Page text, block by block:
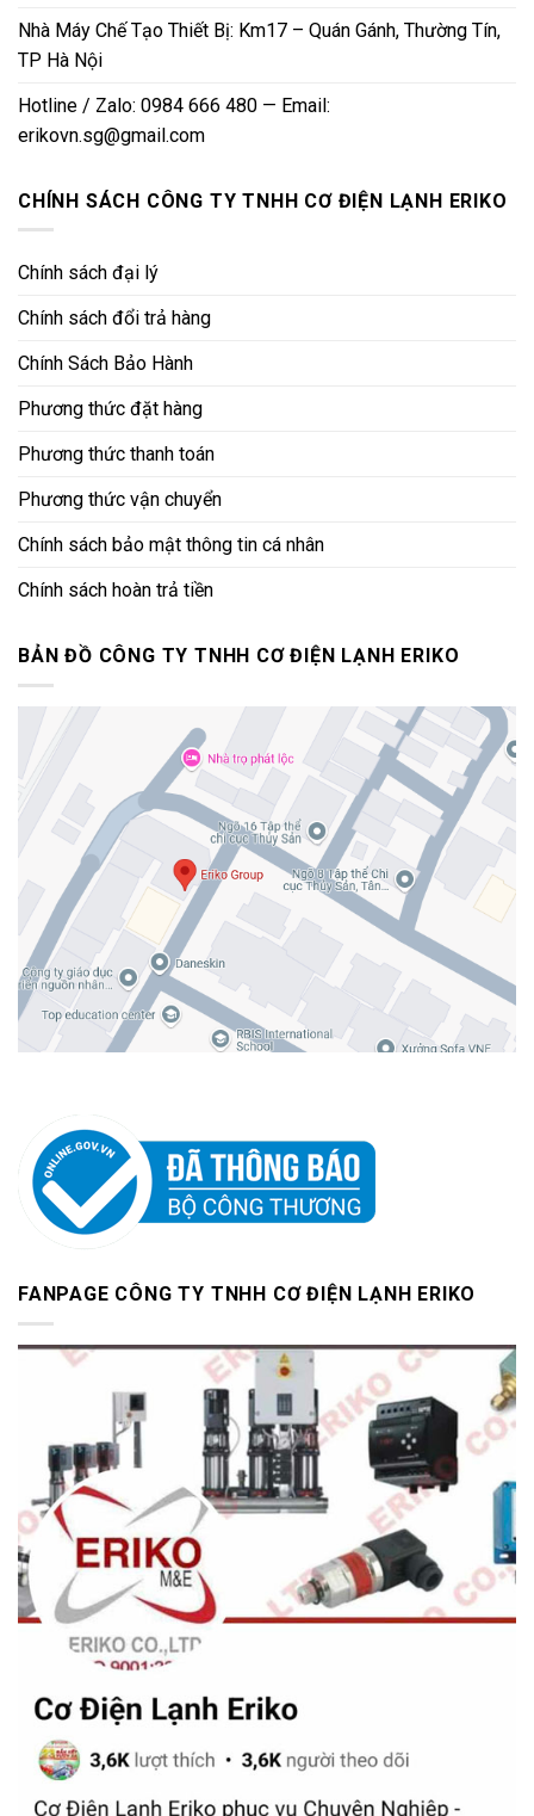
Nhà Máy Chế Tạo Thiết Bị: Km17 – Quán Gánh, Thường Tín,
TP Hà Nội
Hotline / Zalo: 0984 666 480 — Email:
erikovn.sg@gmail.com
CHÍNH SÁCH CÔNG TY TNHH CƠ ĐIỆN LẠNH ERIKO
Chính sách đại lý
Chính sách đổi trả hàng
Chính Sách Bảo Hành
Phương thức đặt hàng
Phương thức thanh toán
Phương thức vận chuyển
Chính sách bảo mật thông tin cá nhân
Chính sách hoàn trả tiền
BẢN ĐỒ CÔNG TY TNHH CƠ ĐIỆN LẠNH ERIKO
FANPAGE CÔNG TY TNHH CƠ ĐIỆN LẠNH ERIKO